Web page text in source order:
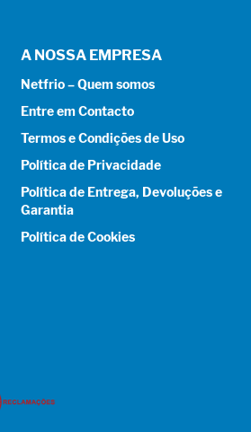
A NOSSA EMPRESA
Netfrio – Quem somos
Entre em Contacto
Termos e Condições de Uso
Política de Privacidade
Política de Entrega, Devoluções e
Garantia
Política de Cookies